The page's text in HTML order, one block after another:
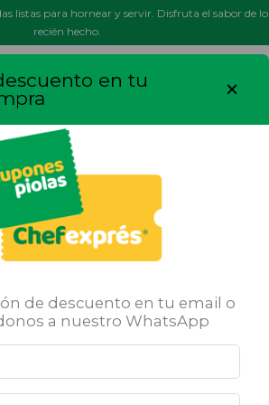
listas para hornear y servir. Disfruta el sabor de lo
recién hecho.
Jamon y Queso
en tu
×
de descuento en tu email o
a nuestro WhatsApp